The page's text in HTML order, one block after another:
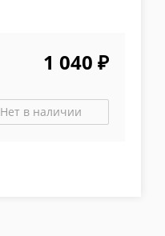
1 040 ₽
Нет в наличии